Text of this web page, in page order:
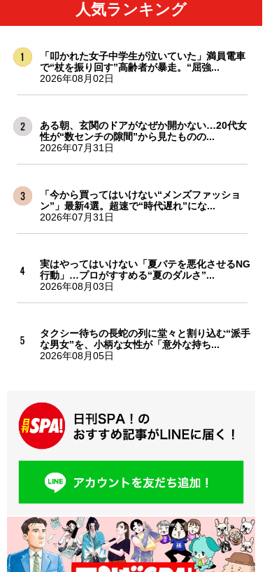
人気ランキング
「叩かれた女子中学生が泣いていた」満員電車
で“杖を振り回す”高齢者が暴走。“屈強...
2026年08月02日
ある朝、玄関のドアがなぜか開かない…20代女
性が“数センチの隙間”から見たものの...
2026年07月31日
「今から買ってはいけない“メンズファッショ
ン”」最新4選。超速で“時代遅れ”にな...
2026年07月31日
実はやってはいけない「夏バテを悪化させるNG
行動」…プロがすすめる“夏のダルさ”...
2026年08月03日
タクシー待ちの長蛇の列に堂々と割り込む“派手
な男女”を、小柄な女性が「意外な持ち...
2026年08月05日